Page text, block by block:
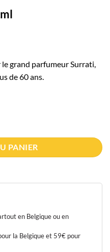
le grand parfumeur Surrati,
de 60 ans.
PANIER
en Belgique ou en
la Belgique et 59€ pour